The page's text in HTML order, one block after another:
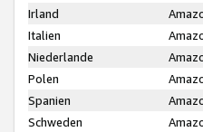
Irland
Italien
Niederlande
Polen
Spanien
Schweden